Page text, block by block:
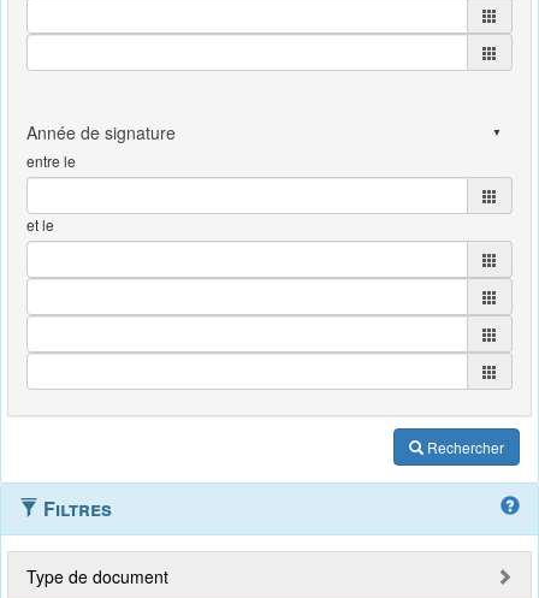
entre le
et le
Rechercher
Filtres
Type de document